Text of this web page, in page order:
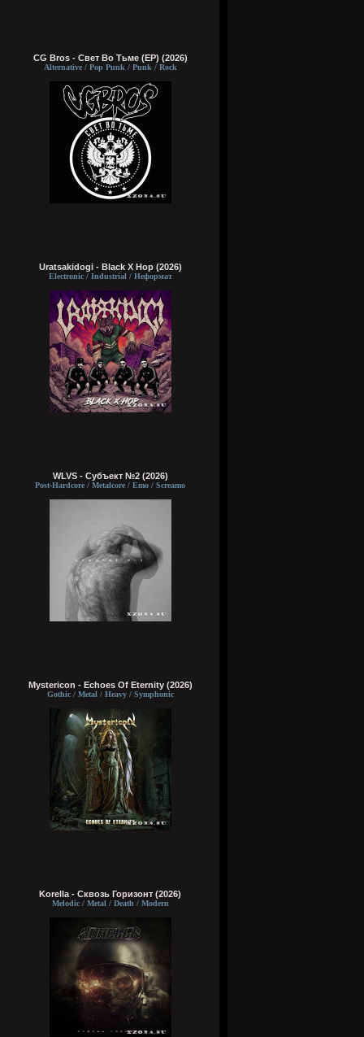
CG Bros - Свет Во Тьме (EP) (2026)
Alternative / Pop Punk / Punk / Rock
Uratsakidogi - Black X Hop (2026)
Electronic / Industrial / Неформат
WLVS - Субъект №2 (2026)
Post-Hardcore / Metalcore / Emo / Screamo
Mystericon - Echoes Of Eternity (2026)
Gothic / Metal / Heavy / Symphonic
Korella - Сквозь Горизонт (2026)
Melodic / Metal / Death / Modern